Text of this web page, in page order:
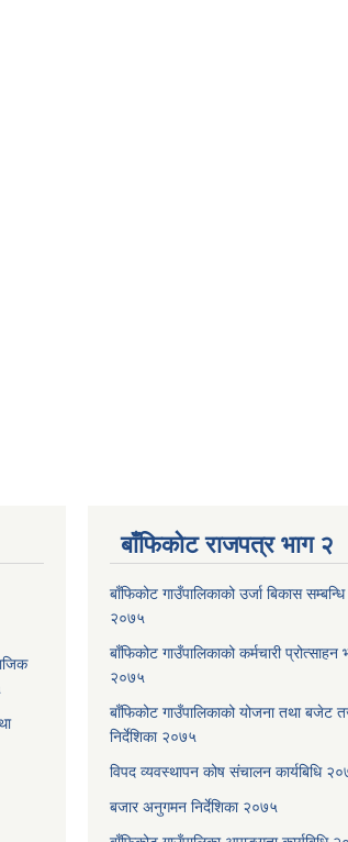
बाँफिकोट राजपत्र भाग २
बाँफिकोट गाउँपालिकाको उर्जा बिकास सम्बन्धि
२०७५
बाँफिकोट गाउँपालिकाको कर्मचारी प्रोत्साहन
२०७५
बाँफिकोट गाउँपालिकाको योजना तथा बजेट
निर्देशिका २०७५
विपद व्यवस्थापन कोष संचालन कार्यबिधि
बजार अनुगमन निर्देशिका २०७५